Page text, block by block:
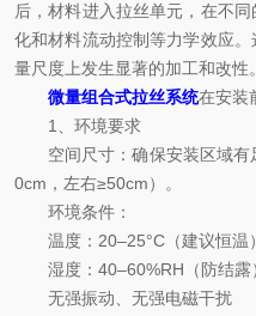
后，材料进入拉丝单元，在不
化和材料流动控制等力学效应。
量尺度上发生显著的加工和改性。
微量组合式拉丝系统在安装
1、环境要求
空间尺寸：确保安装区域有
0cm，左右≥50cm）。
环境条件：
温度：20–25°C（建议恒温）
湿度：40–60%RH（防结露
无强振动、无强电磁干扰